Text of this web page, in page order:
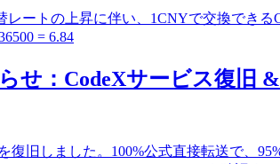
レートの上昇に伴い、1CNYで交換でき
= 6.84
せ：CodeXサービス復旧
復旧しました。100%公式直接転送で、